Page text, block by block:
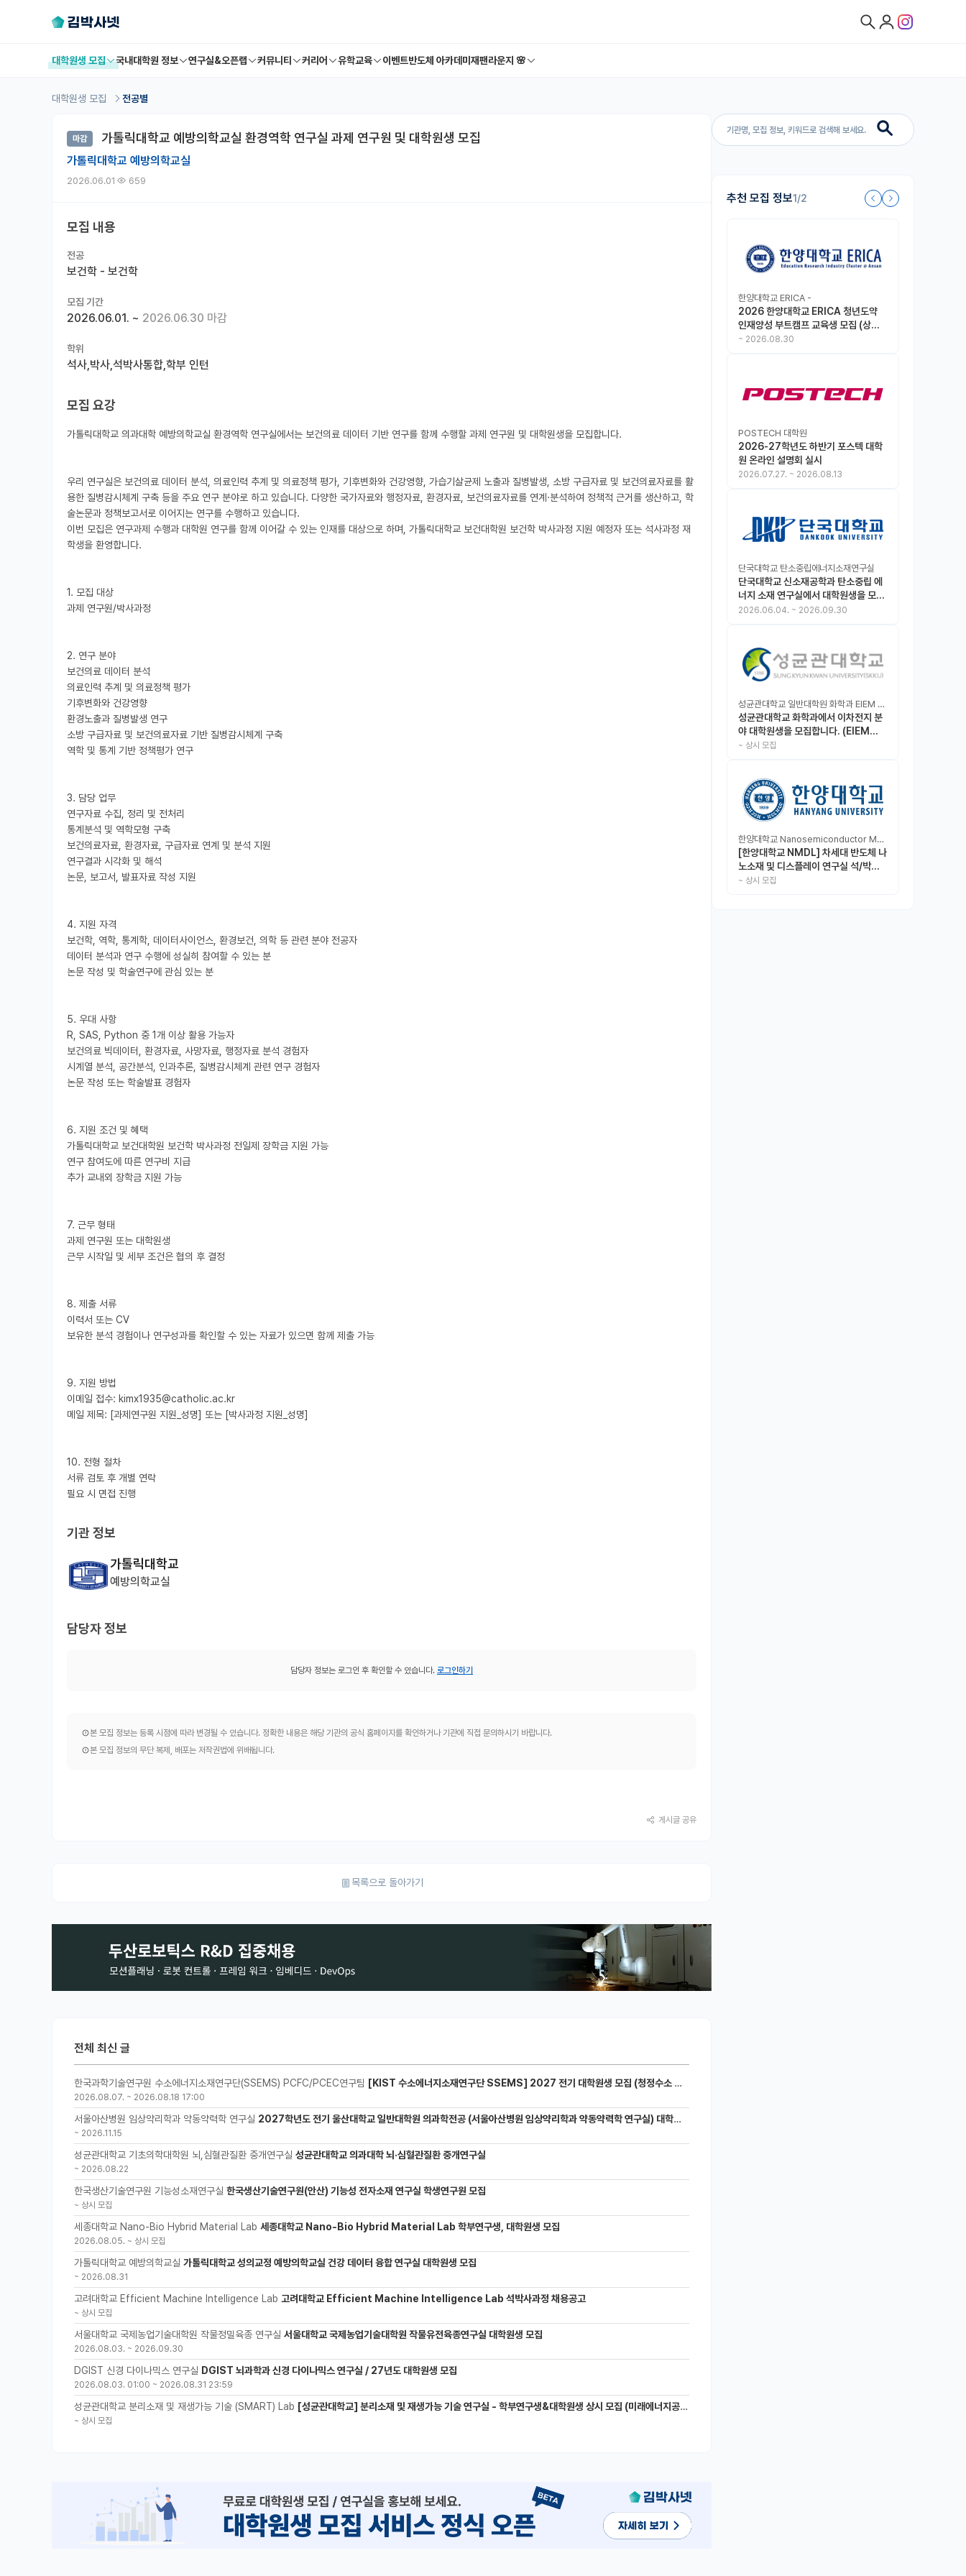
대학원생 모집 국내대학원 정보 연구실&오픈랩 커뮤니티 커리어 유학교육 이벤트반도체 아카데미 재팬라운지 🌸
대학원생 모집 전공별
추천 모집 정보1/2
한양대학교 ERICA -
2026 한양대학교 ERICA 청년도약
인재양성 부트캠프 교육생 모집 (상시
모집 중, 1차 마감 : ~8.30)
~ 2026.08.30
POSTECH 대학원
2026-27학년도 하반기 포스텍 대학
원 온라인 설명회 실시
2026.07.27. ~ 2026.08.13
단국대학교 탄소중립에너지소재연구실
단국대학교 신소재공학과 탄소중립 에
너지 소재 연구실에서 대학원생을 모집
합니다.
2026.06.04. ~ 2026.09.30
성균관대학교 일반대학원 화학과 EIEM Lab
성균관대학교 화학과에서 이차전지 분
야 대학원생을 모집합니다. (EIEM
Lab)
~ 상시 모집
한양대학교 Nanosemiconductor Materials & Display Laboratory
[한양대학교 NMDL] 차세대 반도체 나
노소재 및 디스플레이 연구실 석/박사/
인턴 모집
~ 상시 모집
마감 가톨릭대학교 예방의학교실 환경역학 연구실 과제 연구원 및 대학원생 모집
가톨릭대학교 예방의학교실
2026.06.01 659
모집 내용
전공
보건학 - 보건학
모집 기간
2026.06.01. ~ 2026.06.30 마감
학위
석사,박사,석박사통합,학부 인턴
모집 요강
가톨릭대학교 의과대학 예방의학교실 환경역학 연구실에서는 보건의료 데이터 기반 연구를 함께 수행할 과제 연구원 및 대학원생을 모집합니다.
우리 연구실은 보건의료 데이터 분석, 의료인력 추계 및 의료정책 평가, 기후변화와 건강영향, 가습기살균제 노출과 질병발생, 소방 구급자료 및 보건의료자료를 활
용한 질병감시체계 구축 등을 주요 연구 분야로 하고 있습니다. 다양한 국가자료와 행정자료, 환경자료, 보건의료자료를 연계·분석하여 정책적 근거를 생산하고, 학
술논문과 정책보고서로 이어지는 연구를 수행하고 있습니다.
이번 모집은 연구과제 수행과 대학원 연구를 함께 이어갈 수 있는 인재를 대상으로 하며, 가톨릭대학교 보건대학원 보건학 박사과정 지원 예정자 또는 석사과정 재
학생을 환영합니다.
1. 모집 대상
과제 연구원/박사과정
2. 연구 분야
보건의료 데이터 분석
의료인력 추계 및 의료정책 평가
기후변화와 건강영향
환경노출과 질병발생 연구
소방 구급자료 및 보건의료자료 기반 질병감시체계 구축
역학 및 통계 기반 정책평가 연구
3. 담당 업무
연구자료 수집, 정리 및 전처리
통계분석 및 역학모형 구축
보건의료자료, 환경자료, 구급자료 연계 및 분석 지원
연구결과 시각화 및 해석
논문, 보고서, 발표자료 작성 지원
4. 지원 자격
보건학, 역학, 통계학, 데이터사이언스, 환경보건, 의학 등 관련 분야 전공자
데이터 분석과 연구 수행에 성실히 참여할 수 있는 분
논문 작성 및 학술연구에 관심 있는 분
5. 우대 사항
R, SAS, Python 중 1개 이상 활용 가능자
보건의료 빅데이터, 환경자료, 사망자료, 행정자료 분석 경험자
시계열 분석, 공간분석, 인과추론, 질병감시체계 관련 연구 경험자
논문 작성 또는 학술발표 경험자
6. 지원 조건 및 혜택
가톨릭대학교 보건대학원 보건학 박사과정 전일제 장학금 지원 가능
연구 참여도에 따른 연구비 지급
추가 교내외 장학금 지원 가능
7. 근무 형태
과제 연구원 또는 대학원생
근무 시작일 및 세부 조건은 협의 후 결정
8. 제출 서류
이력서 또는 CV
보유한 분석 경험이나 연구성과를 확인할 수 있는 자료가 있으면 함께 제출 가능
9. 지원 방법
이메일 접수: kimx1935@catholic.ac.kr
메일 제목: [과제연구원 지원_성명] 또는 [박사과정 지원_성명]
10. 전형 절차
서류 검토 후 개별 연락
기관 정보
가톨릭대학교
예방의학교실
담당자 정보
담당자 정보는 로그인 후 확인할 수 있습니다. 로그인하기
본 모집 정보는 등록 시점에 따라 변경될 수 있습니다. 정확한 내용은 해당 기관의 공식 홈페이지를 확인하거나 기관에 직접 문의하시기 바랍니다.
본 모집 정보의 무단 복제, 배포는 저작권법에 위배됩니다.
게시글 공유
목록으로 돌아가기
전체 최신 글
한국과학기술연구원 수소에너지소재연구단(SSEMS) PCFC/PCEC연구팀 [KIST 수소에너지소재연구단 SSEMS] 2027 전기 대학원생 모집 (청정수소 생산/활용을 위한 프로톤 세라믹 전지)
2026.08.07. ~ 2026.08.18 17:00
서울아산병원 임상약리학과 약동약력학 연구실 2027학년도 전기 울산대학교 일반대학원 의과학전공 (서울아산병원 임상약리학과 약동약력학 연구실) 대학원생 모집공고
~ 2026.11.15
성균관대학교 기초의학대학원 뇌,심혈관질환 중개연구실 성균관대학교 의과대학 뇌·심혈관질환 중개연구실
~ 2026.08.22
한국생산기술연구원 기능성소재연구실 한국생산기술연구원(안산) 기능성 전자소재 연구실 학생연구원 모집
~ 상시 모집
세종대학교 Nano-Bio Hybrid Material Lab 세종대학교 Nano-Bio Hybrid Material Lab 학부연구생, 대학원생 모집
2026.08.05. ~ 상시 모집
가톨릭대학교 예방의학교실 가톨릭대학교 성의교정 예방의학교실 건강 데이터 융합 연구실 대학원생 모집
~ 2026.08.31
고려대학교 Efficient Machine Intelligence Lab 고려대학교 Efficient Machine Intelligence Lab 석박사과정 채용공고
~ 상시 모집
서울대학교 국제농업기술대학원 작물정밀육종 연구실 서울대학교 국제농업기술대학원 작물유전육종연구실 대학원생 모집
2026.08.03. ~ 2026.09.30
DGIST 신경 다이나믹스 연구실 DGIST 뇌과학과 신경 다이나믹스 연구실 / 27년도 대학원생 모집
2026.08.03. 01:00 ~ 2026.08.31 23:59
성균관대학교 분리소재 및 재생가능 기술 (SMART) Lab [성균관대학교] 분리소재 및 재생가능 기술 연구실 - 학부연구생&대학원생 상시 모집 (미래에너지공학과)
~ 상시 모집